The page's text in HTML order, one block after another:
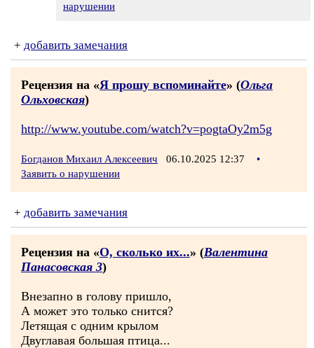
нарушении
+ добавить замечания
Рецензия на «Я прошу вспоминайте» (Ольга
Ольховская)
http://www.youtube.com/watch?v=pogtaOy2m5g
Богданов Михаил Алексеевич 06.10.2025 12:37
•
Заявить о нарушении
+ добавить замечания
Рецензия на «О, сколько их...» (Валентина
Панасовская 3)
Внезапно в голову пришло,
А может это только снится?
Летящая с одним крылом
Двуглавая большая птица...